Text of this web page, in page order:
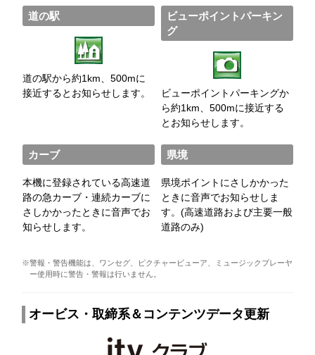
道の駅
道の駅から約1km、500mに
接近するとお知らせします。
ビューポイントパーキン
グ
ビューポイントパーキングか
ら約1km、500mに接近する
とお知らせします。
カーブ
本機に登録されている高速道
路の急カーブ・連続カーブに
さしかかったときに音声でお
知らせします。
県境
県境ポイントにさしかかった
ときに音声でお知らせしま
す。(高速道路および主要一般
道路のみ)
※警報・警告機能は、ワンセグ、ピクチャービューア、ミュージックプレーヤ
ー使用時に警告・警報は行いません。
オービス・取締系＆コンテンツデータ更新